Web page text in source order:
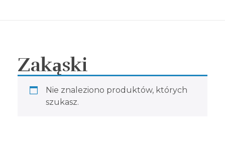
Zakąski
Nie znaleziono produktów, których
szukasz.